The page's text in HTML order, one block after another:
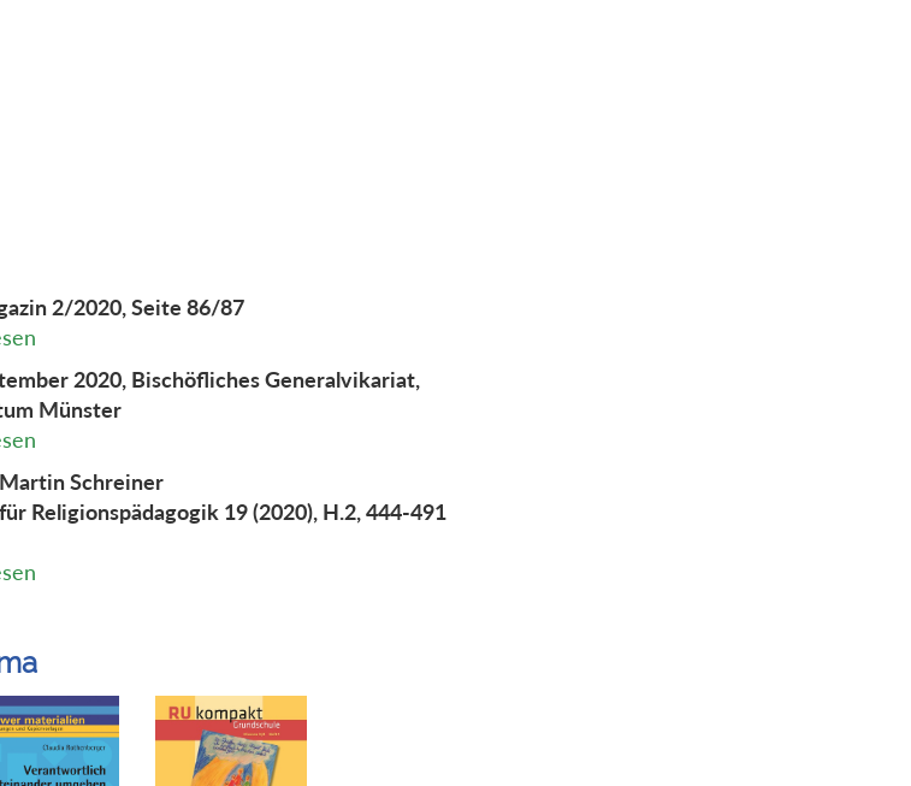
2/2020, Seite 86/87
2020, Bischöfliches Generalvikariat,
Münster
Schreiner
Religionspädagogik 19 (2020), H.2, 444-491